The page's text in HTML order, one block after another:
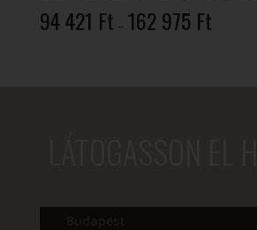
94 421 Ft – 162 975 Ft94